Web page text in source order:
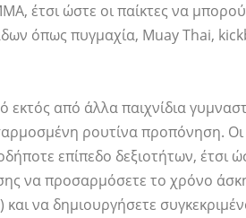
έτσι ώστε οι παίκτες να
όπως πυγμαχία, Muay Thai,
εκτός από άλλα παιχνίδια
ρουτίνα προπόνηση.
επίπεδο δεξιοτήτων, έτσι
να προσαρμόσετε το χρόνο
να δημιουργήσετε